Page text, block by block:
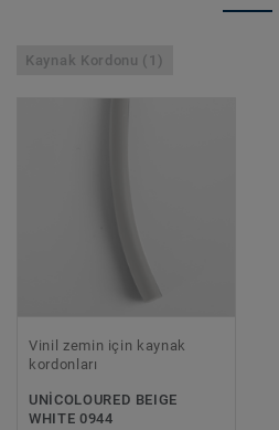
Kaynak Kordonu (1)
Vinil zemin için kaynak
kordonları
UNICOLOURED BEIGE
WHITE 0944